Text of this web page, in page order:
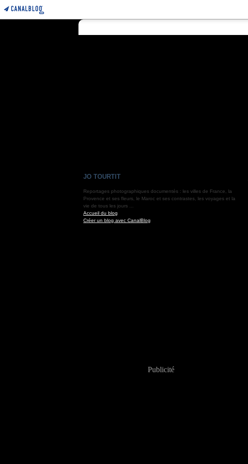
JO TOURTIT
Reportages photographiques documentés : les villes de France, la
Provence et ses fleurs, le Maroc et ses contrastes, les voyages et la
vie de tous les jours ...
Accueil du blog
Créer un blog avec CanalBlog
Publicité